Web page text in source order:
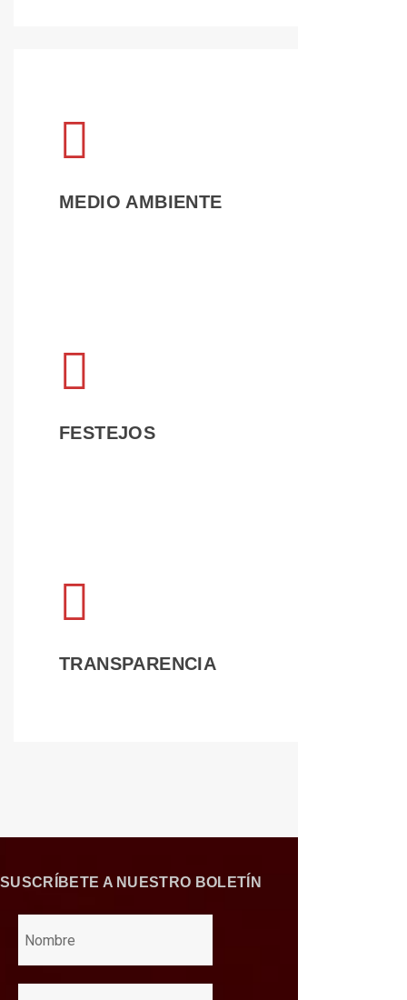
MEDIO AMBIENTE
FESTEJOS
TRANSPARENCIA
SUSCRÍBETE A NUESTRO BOLETÍN